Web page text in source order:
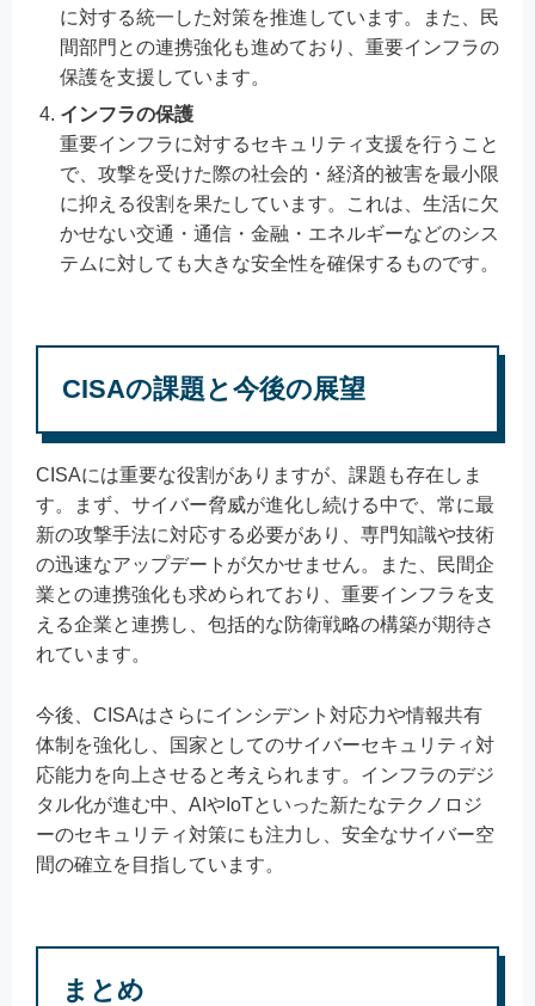
に対する統一した対策を推進しています。また、民
間部門との連携強化も進めており、重要インフラの
保護を支援しています。
インフラの保護
重要インフラに対するセキュリティ支援を行うこと
で、攻撃を受けた際の社会的・経済的被害を最小限
に抑える役割を果たしています。これは、生活に欠
かせない交通・通信・金融・エネルギーなどのシス
テムに対しても大きな安全性を確保するものです。
CISAの課題と今後の展望
CISAには重要な役割がありますが、課題も存在しま
す。まず、サイバー脅威が進化し続ける中で、常に最
新の攻撃手法に対応する必要があり、専門知識や技術
の迅速なアップデートが欠かせません。また、民間企
業との連携強化も求められており、重要インフラを支
える企業と連携し、包括的な防衛戦略の構築が期待さ
れています。
今後、CISAはさらにインシデント対応力や情報共有
体制を強化し、国家としてのサイバーセキュリティ対
応能力を向上させると考えられます。インフラのデジ
タル化が進む中、AIやIoTといった新たなテクノロジ
ーのセキュリティ対策にも注力し、安全なサイバー空
間の確立を目指しています。
まとめ